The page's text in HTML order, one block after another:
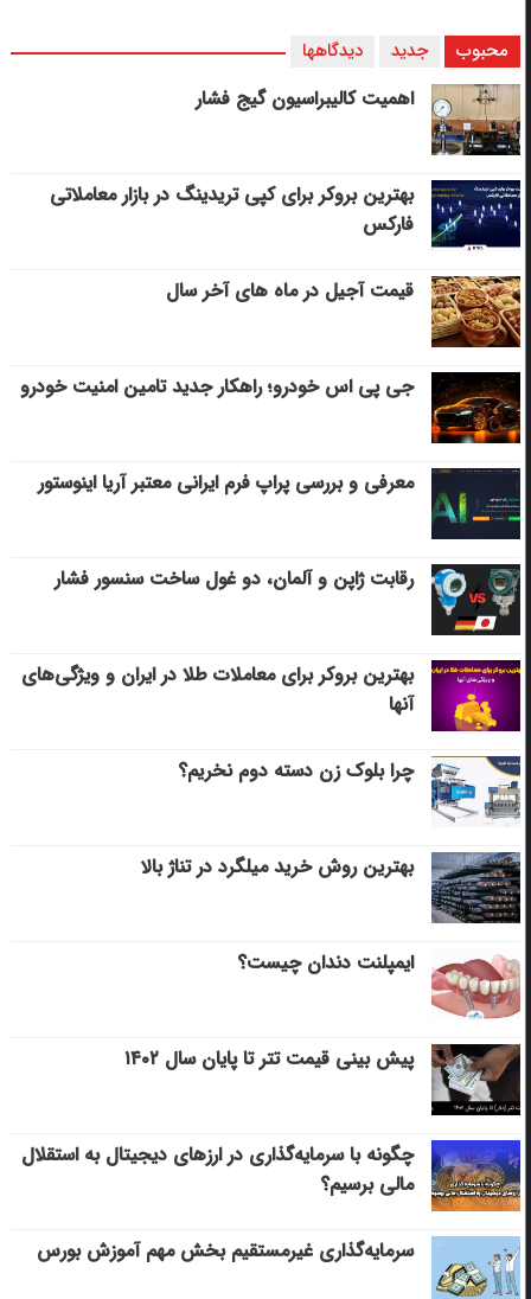
محبوب جدید دیدگاهها
اهمیت کالیبراسیون گیج فشار
بهترین بروکر برای کپی‌ تریدینگ در بازار معاملاتی
فارکس
قیمت آجیل در ماه های آخر سال
جی پی اس خودرو؛ راهکار جدید تامین امنیت خودرو
معرفی و بررسی پراپ فرم ایرانی معتبر آریا اینوستور
رقابت ژاپن و آلمان، دو غول ساخت سنسور فشار
بهترین بروکر برای معاملات طلا در ایران و ویژگی‌های
آنها
چرا بلوک زن دسته دوم نخریم؟
بهترین روش خرید میلگرد در تناژ بالا
ایمپلنت دندان چیست؟
پیش بینی قیمت تتر تا پایان سال ۱۴۰۲
چگونه با سرمایه‌گذاری در ارزهای دیجیتال به استقلال
مالی برسیم؟
سرمایه‌گذاری غیرمستقیم بخش مهم آموزش بورس